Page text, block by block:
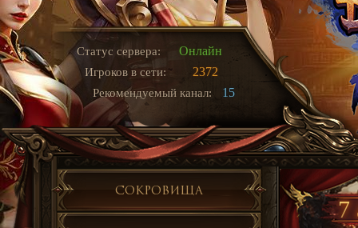
Статус сервера: Онлайн
Игроков в сети: 2372
Рекомендуемый канал: 15
Сокровища
7